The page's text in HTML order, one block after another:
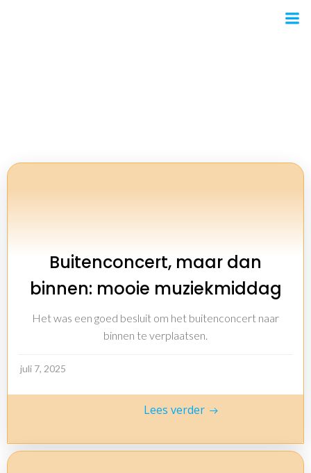
Buitenconcert, maar dan
binnen: mooie muziekmiddag
Het was een goed besluit om het buitenconcert naar
binnen te verplaatsen.
juli 7, 2025
Lees verder